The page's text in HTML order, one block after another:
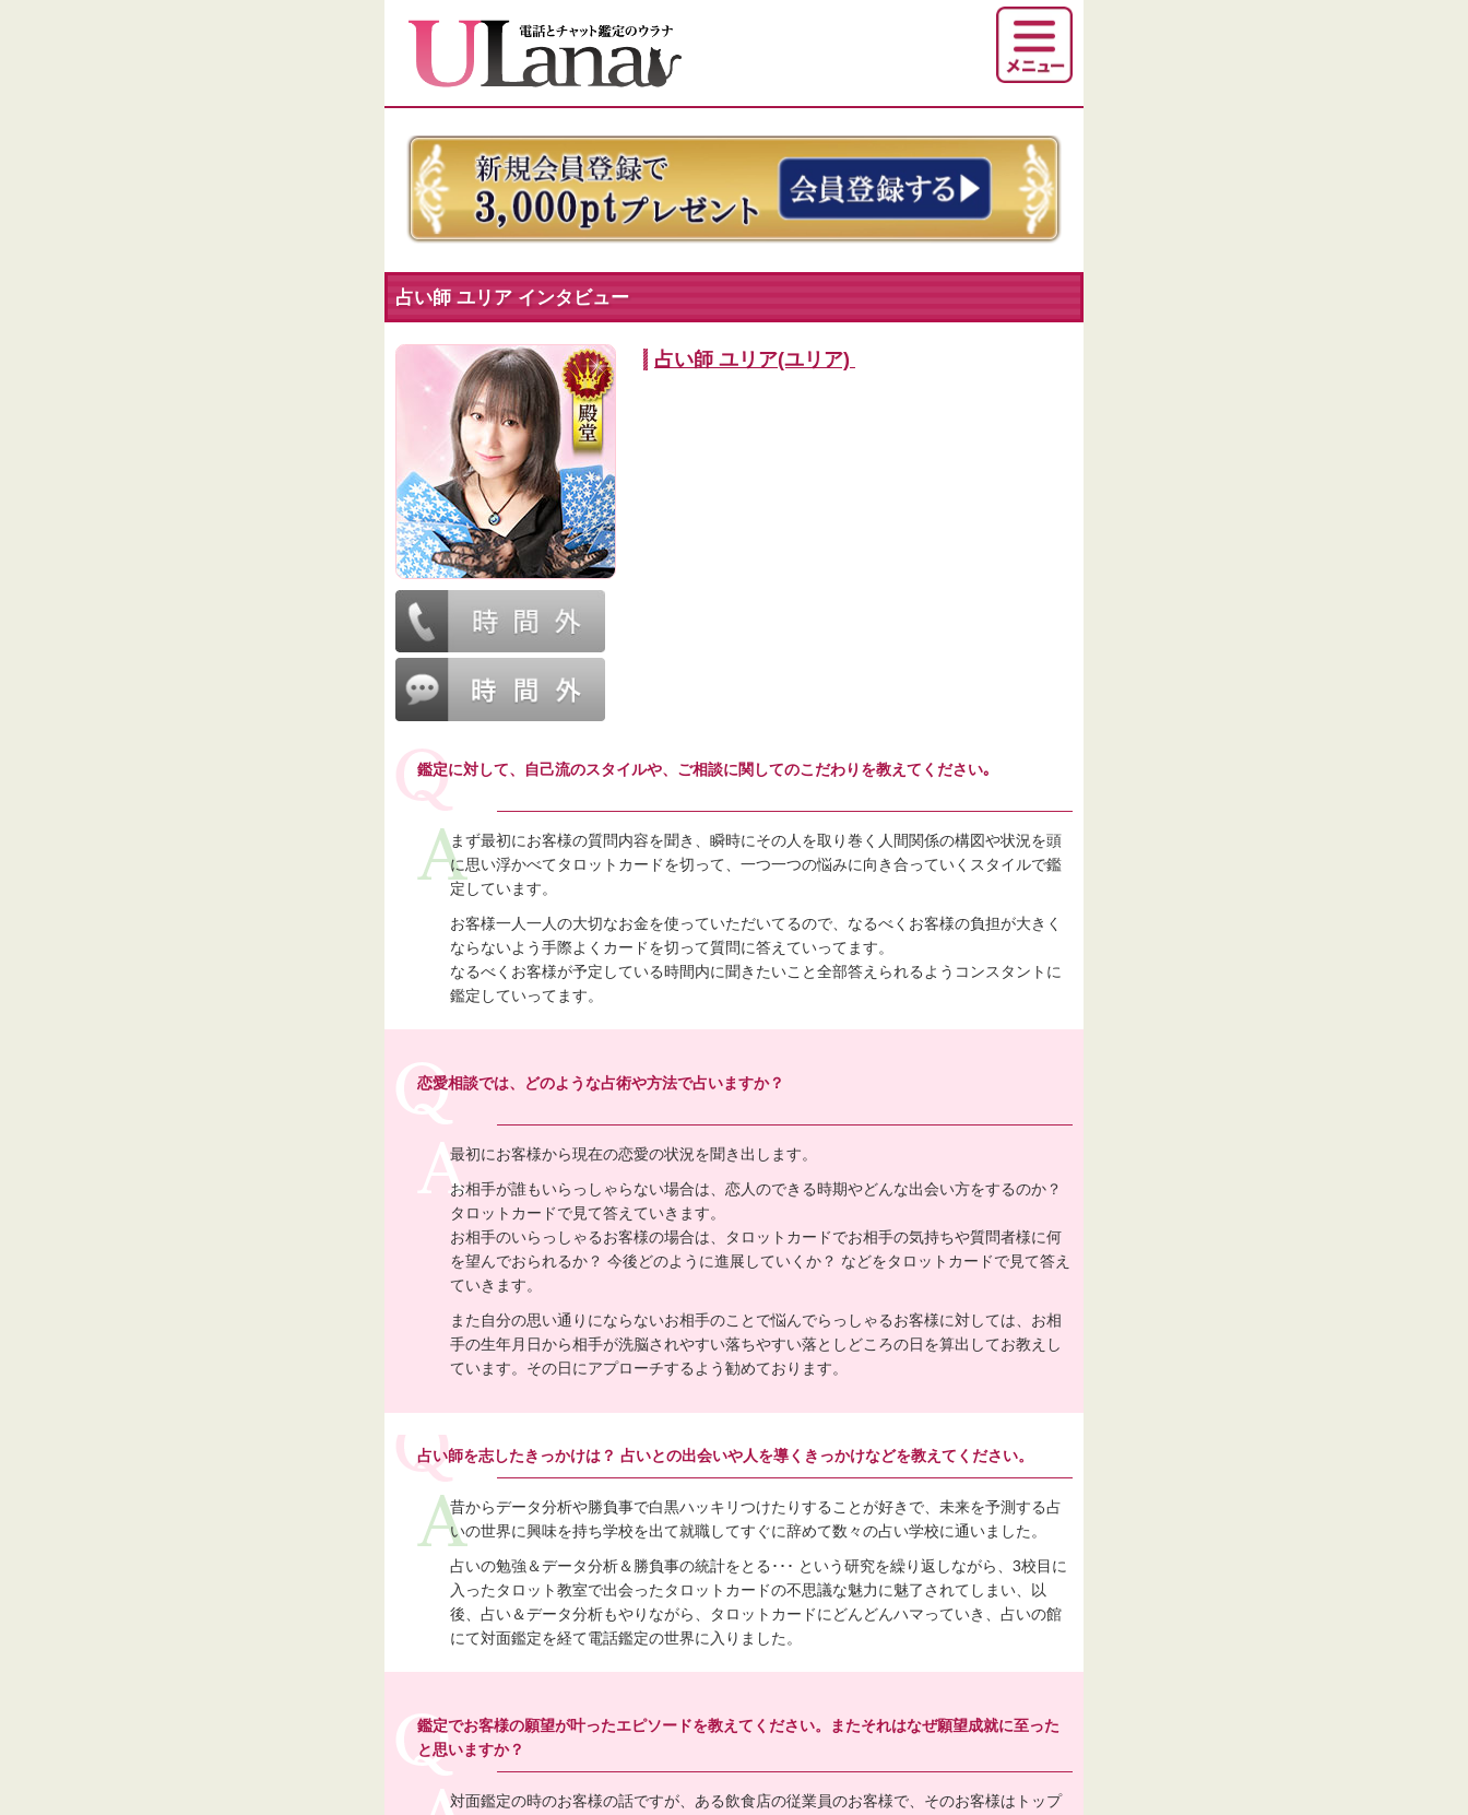
占い師 ユリア インタビュー
占い師 ユリア(ユリア)
鑑定に対して、自己流のスタイルや、ご相談に関してのこだわりを教えてください｡
まず最初にお客様の質問内容を聞き、瞬時にその人を取り巻く人間関係の構図や状況を頭
に思い浮かべてタロットカードを切って、一つ一つの悩みに向き合っていくスタイルで鑑
定しています。
お客様一人一人の大切なお金を使っていただいてるので、なるべくお客様の負担が大きく
ならないよう手際よくカードを切って質問に答えていってます。
なるべくお客様が予定している時間内に聞きたいこと全部答えられるようコンスタントに
鑑定していってます。
恋愛相談では、どのような占術や方法で占いますか？
最初にお客様から現在の恋愛の状況を聞き出します。
お相手が誰もいらっしゃらない場合は、恋人のできる時期やどんな出会い方をするのか？
タロットカードで見て答えていきます。
お相手のいらっしゃるお客様の場合は、タロットカードでお相手の気持ちや質問者様に何
を望んでおられるか？ 今後どのように進展していくか？ などをタロットカードで見て答え
ていきます。
また自分の思い通りにならないお相手のことで悩んでらっしゃるお客様に対しては、お相
手の生年月日から相手が洗脳されやすい落ちやすい落としどころの日を算出してお教えし
ています。その日にアプローチするよう勧めております。
占い師を志したきっかけは？ 占いとの出会いや人を導くきっかけなどを教えてください。
昔からデータ分析や勝負事で白黒ハッキリつけたりすることが好きで、未来を予測する占
いの世界に興味を持ち学校を出て就職してすぐに辞めて数々の占い学校に通いました。
占いの勉強＆データ分析＆勝負事の統計をとる･･･ という研究を繰り返しながら、3校目に
入ったタロット教室で出会ったタロットカードの不思議な魅力に魅了されてしまい、以
後、占い＆データ分析もやりながら、タロットカードにどんどんハマっていき、占いの館
にて対面鑑定を経て電話鑑定の世界に入りました。
鑑定でお客様の願望が叶ったエピソードを教えてください。またそれはなぜ願望成就に至った
と思いますか？
対面鑑定の時のお客様の話ですが、ある飲食店の従業員のお客様で、そのお客様はトップ